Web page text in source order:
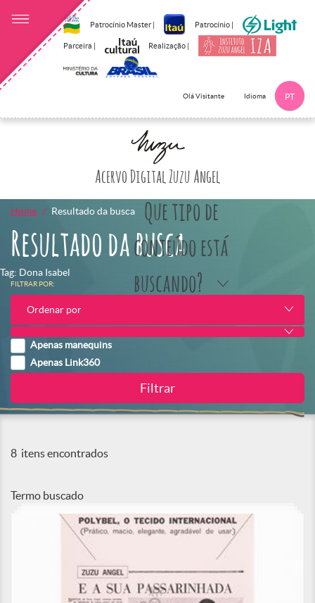
Patrocínio Master | Patrocínio |
Parceira | Realização |
Olá Visitante Idioma PT
Acervo Digital Zuzu Angel
Que tipo de
conteúdo está
buscando?
Home Resultado da busca
Resultado da busca
Tag: Dona Isabel
FILTRAR POR:
Ordenar por
Apenas manequins
Apenas Link360
8 itens encontrados
Termo buscado